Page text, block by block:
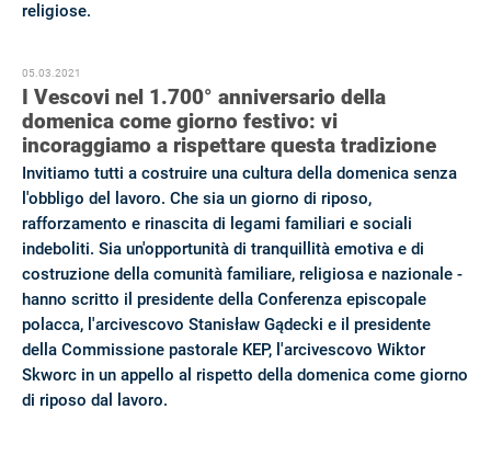
religiose.
05.03.2021
I Vescovi nel 1.700° anniversario della
domenica come giorno festivo: vi
incoraggiamo a rispettare questa tradizione
Invitiamo tutti a costruire una cultura della domenica senza
l'obbligo del lavoro. Che sia un giorno di riposo,
rafforzamento e rinascita di legami familiari e sociali
indeboliti. Sia un'opportunità di tranquillità emotiva e di
costruzione della comunità familiare, religiosa e nazionale -
hanno scritto il presidente della Conferenza episcopale
polacca, l'arcivescovo Stanisław Gądecki e il presidente
della Commissione pastorale KEP, l'arcivescovo Wiktor
Skworc in un appello al rispetto della domenica come giorno
di riposo dal lavoro.